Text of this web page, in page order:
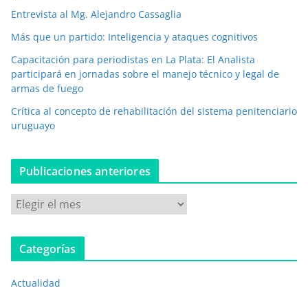
n
c
Entrevista al Mg. Alejandro Cassaglia
Más que un partido: Inteligencia y ataques cognitivos
Capacitación para periodistas en La Plata: El Analista
participará en jornadas sobre el manejo técnico y legal de
armas de fuego
Crítica al concepto de rehabilitación del sistema penitenciario
uruguayo
Publicaciones anteriores
u
b
c
Categorías
Actualidad